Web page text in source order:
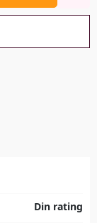
Din rating